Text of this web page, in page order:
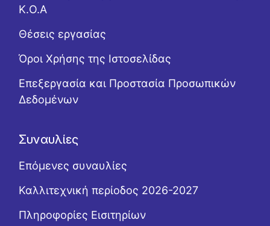
Κ.Ο.Α
Θέσεις εργασίας
Όροι Χρήσης της Ιστοσελίδας
Επεξεργασία και Προστασία Προσωπικών
Δεδομένων
Συναυλίες
Επόμενες συναυλίες
Καλλιτεχνική περίοδος 2026-2027
Πληροφορίες Εισιτηρίων